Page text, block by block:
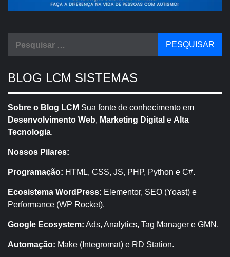
BLOG LCM SISTEMAS
Sobre o Blog LCM Sua fonte de conhecimento em
Desenvolvimento Web, Marketing Digital e Alta
Tecnologia.
Nossos Pilares:
Programação: HTML, CSS, JS, PHP, Python e C#.
Ecosistema WordPress: Elementor, SEO (Yoast) e
Performance (WP Rocket).
Google Ecosystem: Ads, Analytics, Tag Manager e GMN.
Automação: Make (Integromat) e RD Station.